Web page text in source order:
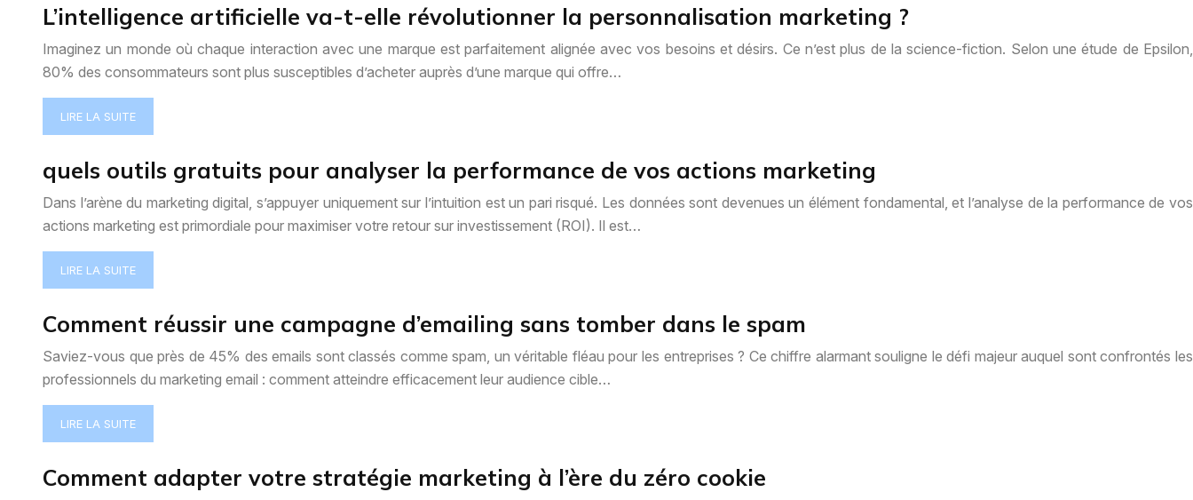
L’intelligence artificielle va-t-elle révolutionner la personnalisation marketing ?
Imaginez un monde où chaque interaction avec une marque est parfaitement alignée avec vos besoins et désirs. Ce n’est plus de la science-fiction. Selon une étude de Epsilon,
80% des consommateurs sont plus susceptibles d’acheter auprès d’une marque qui offre…
LIRE LA SUITE
quels outils gratuits pour analyser la performance de vos actions marketing
Dans l’arène du marketing digital, s’appuyer uniquement sur l’intuition est un pari risqué. Les données sont devenues un élément fondamental, et l’analyse de la performance de vos
actions marketing est primordiale pour maximiser votre retour sur investissement (ROI). Il est…
LIRE LA SUITE
Comment réussir une campagne d’emailing sans tomber dans le spam
Saviez-vous que près de 45% des emails sont classés comme spam, un véritable fléau pour les entreprises ? Ce chiffre alarmant souligne le défi majeur auquel sont confrontés les
professionnels du marketing email : comment atteindre efficacement leur audience cible…
LIRE LA SUITE
Comment adapter votre stratégie marketing à l’ère du zéro cookie